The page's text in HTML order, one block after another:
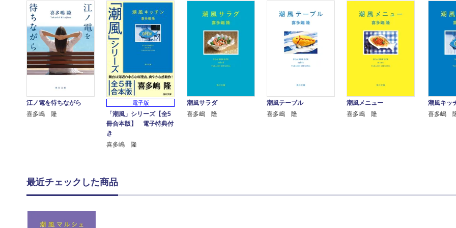
江ノ電を待ちながら
喜多嶋 隆
電子版
「潮風」シリーズ【全5
冊合本版】 電子特典付
き
喜多嶋 隆
潮風サラダ
喜多嶋 隆
潮風テーブル
喜多嶋 隆
潮風メニュー
喜多嶋 隆
潮風キッ
喜多嶋
最近チェックした商品